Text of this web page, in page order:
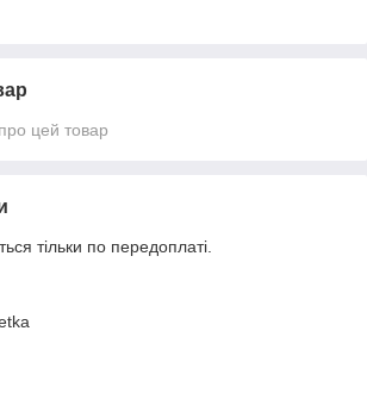
цей товар
тільки по передоплаті.